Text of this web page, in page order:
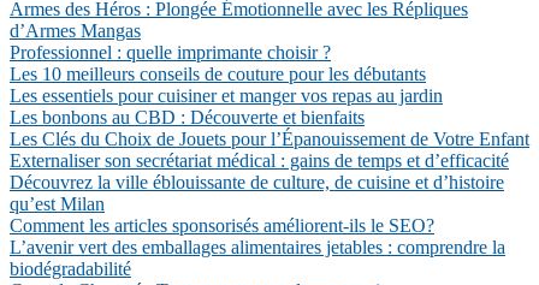
Armes des Héros : Plongée Émotionnelle avec les Répliques
d’Armes Mangas
Professionnel : quelle imprimante choisir ?
Les 10 meilleurs conseils de couture pour les débutants
Les essentiels pour cuisiner et manger vos repas au jardin
Les bonbons au CBD : Découverte et bienfaits
Les Clés du Choix de Jouets pour l’Épanouissement de Votre Enfant
Externaliser son secrétariat médical : gains de temps et d’efficacité
Découvrez la ville éblouissante de culture, de cuisine et d’histoire
qu’est Milan
Comment les articles sponsorisés améliorent-ils le SEO?
L’avenir vert des emballages alimentaires jetables : comprendre la
biodégradabilité